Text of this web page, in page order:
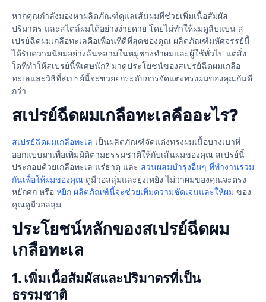
หากคุณกำลังมองหาผลิตภัณฑ์ดูแลเส้นผมที่ช่วยเพิ่มเนื้อสัมผัส
ปริมาตร และสไตล์ผมได้อย่างง่ายดาย โดยไม่ทำให้ผมดูลีบแบน ส
เปรย์ฉีดผมเกลือทะเลคือเพื่อนที่ดีที่สุดของคุณ ผลิตภัณฑ์มหัศจรรย์นี้
ได้รับความนิยมอย่างล้นหลามในหมู่ช่างทำผมและผู้ใช้ทั่วไป แต่สิ่ง
ใดที่ทำให้สเปรย์นี้พิเศษนัก? มาดูประโยชน์ของสเปรย์ฉีดผมเกลือ
ทะเลและวิธีที่สเปรย์นี้จะช่วยยกระดับการจัดแต่งทรงผมของคุณกันดี
กว่า
สเปรย์ฉีดผมเกลือทะเลคืออะไร?
สเปรย์ฉีดผมเกลือทะเล เป็นผลิตภัณฑ์จัดแต่งทรงผมเนื้อบางเบาที่
ออกแบบมาเพื่อเพิ่มมิติตามธรรมชาติให้กับเส้นผมของคุณ สเปรย์นี้
ประกอบด้วยเกลือทะเล แร่ธาตุ และ ส่วนผสมบำรุงอื่นๆ ที่ทำงานร่วม
กันเพื่อให้ผมของคุณ ดูมีวอลลุ่มและยุ่งเหยิง ไม่ว่าผมของคุณจะตรง
หยักศก หรือ หยิก ผลิตภัณฑ์นี้จะช่วยเพิ่มความชัดเจนและให้ผม ของ
คุณดูมีวอลลุ่ม
ประโยชน์หลักของสเปรย์ฉีดผม
เกลือทะเล
1. เพิ่มเนื้อสัมผัสและปริมาตรที่เป็น
ธรรมชาติ